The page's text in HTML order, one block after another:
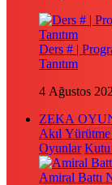
Ders # |
Tanıtım
4 Ağustos
ZEKA
Akıl
Oyunlar Kutu
Amiral Battı